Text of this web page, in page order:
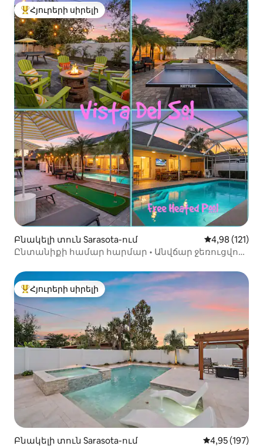
Հյուրերի սիրելի լավագույն տները
Հյուրերի սիրելի
Բնակելի տուն Sarasota-ում Միջին
4,98 (121)
Ընտանիքի համար հարմար • Անվճար ջեռուցվող
Հյուրերի սիրելի լավագույն տները
Հյուրերի սիրելի
Բնակելի տուն Sarasota-ում Միջին
4,95 (197)